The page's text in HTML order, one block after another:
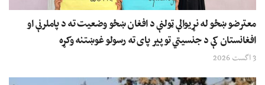
معترضو ښځو له نړیوالې ټولنې د افغان ښځو وضعیت ته د پاملرنې او
افغانستان کې د جنسیتي توپیر پای ته رسولو غوښتنه وکړه
3 اگست 2026